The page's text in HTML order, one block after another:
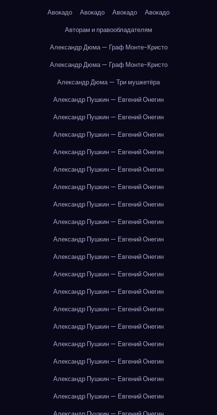
Авокадо
Авокадо Авокадо
Авокадо
Авторам и правообладателям
Александр Дюма — Граф Монте-Кристо
Александр Дюма — Граф Монте-Кристо
Александр Дюма — Три мушкетёра
Александр Пушкин — Евгений Онегин
Александр Пушкин — Евгений Онегин
Александр Пушкин — Евгений Онегин
Александр Пушкин — Евгений Онегин
Александр Пушкин — Евгений Онегин
Александр Пушкин — Евгений Онегин
Александр Пушкин — Евгений Онегин
Александр Пушкин — Евгений Онегин
Александр Пушкин — Евгений Онегин
Александр Пушкин — Евгений Онегин
Александр Пушкин — Евгений Онегин
Александр Пушкин — Евгений Онегин
Александр Пушкин — Евгений Онегин
Александр Пушкин — Евгений Онегин
Александр Пушкин — Евгений Онегин
Александр Пушкин — Евгений Онегин
Александр Пушкин — Евгений Онегин
Александр Пушкин — Евгений Онегин